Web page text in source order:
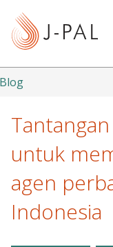
t
Blog
untuk
agen
Indonesia